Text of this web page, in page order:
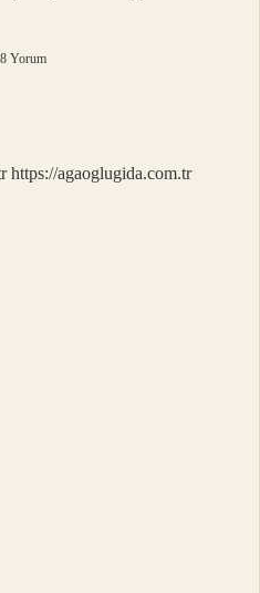
8 Yorum
https://agaoglugida.com.tr